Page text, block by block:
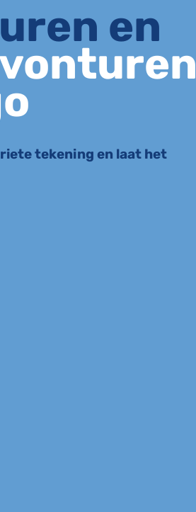
en
tekening en laat het